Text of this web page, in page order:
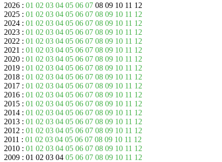
2026 : 01 02 03 04 05 06 07 08 09 10 11 12
2025 : 01 02 03 04 05 06 07 08 09 10 11 12
2024 : 01 02 03 04 05 06 07 08 09 10 11 12
2023 : 01 02 03 04 05 06 07 08 09 10 11 12
2022 : 01 02 03 04 05 06 07 08 09 10 11 12
2021 : 01 02 03 04 05 06 07 08 09 10 11 12
2020 : 01 02 03 04 05 06 07 08 09 10 11 12
2019 : 01 02 03 04 05 06 07 08 09 10 11 12
2018 : 01 02 03 04 05 06 07 08 09 10 11 12
2017 : 01 02 03 04 05 06 07 08 09 10 11 12
2016 : 01 02 03 04 05 06 07 08 09 10 11 12
2015 : 01 02 03 04 05 06 07 08 09 10 11 12
2014 : 01 02 03 04 05 06 07 08 09 10 11 12
2013 : 01 02 03 04 05 06 07 08 09 10 11 12
2012 : 01 02 03 04 05 06 07 08 09 10 11 12
2011 : 01 02 03 04 05 06 07 08 09 10 11 12
2010 : 01 02 03 04 05 06 07 08 09 10 11 12
2009 : 01 02 03 04 05 06 07 08 09 10 11 12